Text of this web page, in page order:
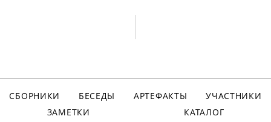
СБОРНИКИ БЕСЕДЫ АРТЕФАКТЫ
УЧАСТНИКИ
ЗАМЕТКИ
КАТАЛОГ